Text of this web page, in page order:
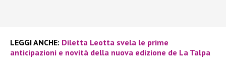
LEGGI ANCHE: Diletta Leotta svela le prime
anticipazioni e novità della nuova edizione de La Talpa